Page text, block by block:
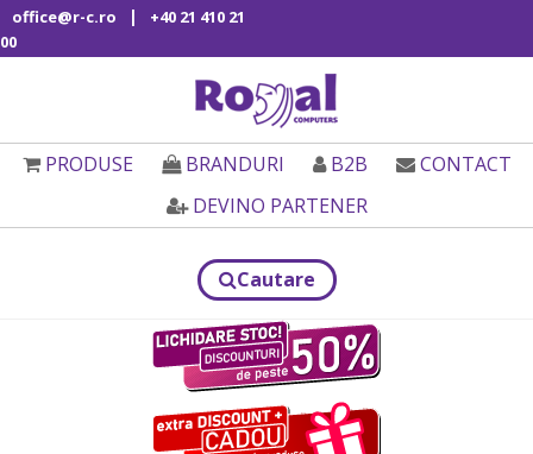
office@r-c.ro |
+40 21 410 21
00
PRODUSE BRANDURI B2B
CONTACT
DEVINO PARTENER
Cautare